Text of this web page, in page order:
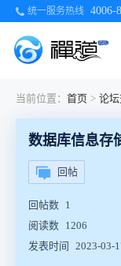
统一服务热线 4006-
当前位置： 首页 > 论
数据库信息存
回帖
回帖数 1
阅读数 1206
发表时间
2023-03-